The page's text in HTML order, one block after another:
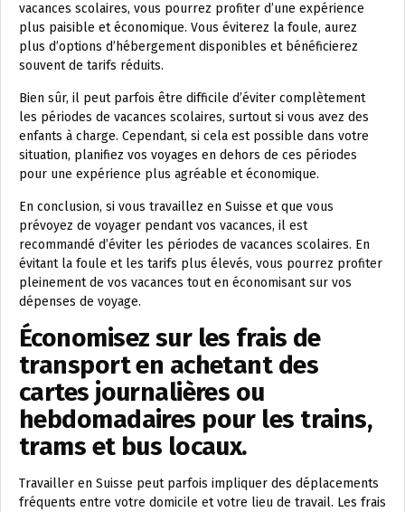
vacances scolaires, vous pourrez profiter d’une expérience
plus paisible et économique. Vous éviterez la foule, aurez
plus d’options d’hébergement disponibles et bénéficierez
souvent de tarifs réduits.
Bien sûr, il peut parfois être difficile d’éviter complètement
les périodes de vacances scolaires, surtout si vous avez des
enfants à charge. Cependant, si cela est possible dans votre
situation, planifiez vos voyages en dehors de ces périodes
pour une expérience plus agréable et économique.
En conclusion, si vous travaillez en Suisse et que vous
prévoyez de voyager pendant vos vacances, il est
recommandé d’éviter les périodes de vacances scolaires. En
évitant la foule et les tarifs plus élevés, vous pourrez profiter
pleinement de vos vacances tout en économisant sur vos
dépenses de voyage.
Économisez sur les frais de
transport en achetant des
cartes journalières ou
hebdomadaires pour les trains,
trams et bus locaux.
Travailler en Suisse peut parfois impliquer des déplacements
fréquents entre votre domicile et votre lieu de travail. Les frais